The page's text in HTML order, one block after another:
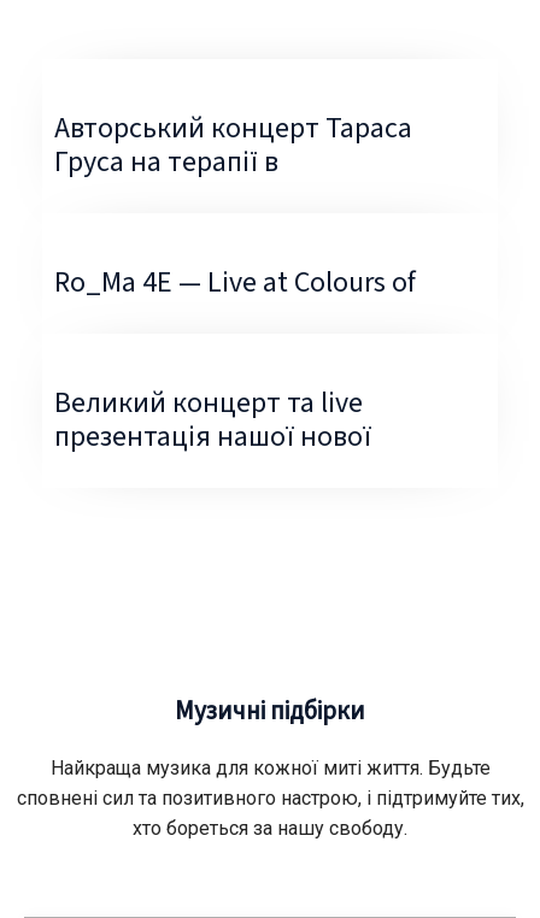
Авторський концерт Тараса
Груса на терапії в
Ro_Ma 4E — Live at Colours of
Великий концерт та live
презентація нашої нової
Музичні підбірки
Найкраща музика для кожної миті життя. Будьте
сповнені сил та позитивного настрою, і підтримуйте тих,
хто бореться за нашу свободу.